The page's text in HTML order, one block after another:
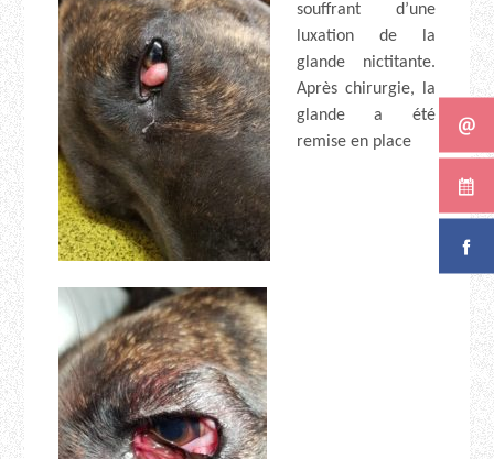
souffrant d’une
luxation de la
glande nictitante.
Après chirurgie, la
glande a été
remise en place